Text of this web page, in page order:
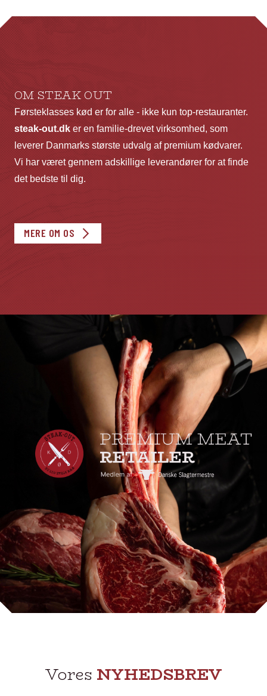
kan
OM STEAK OUT
Førsteklasses kød er for alle - ikke kun top-restauranter.
steak-out.dk er en familie-drevet virksomhed, som
leverer Danmarks største udvalg af premium kødvarer.
Vi har været gennem adskillige leverandører for at finde
det bedste til dig.
MERE OM OS
Vores NYHEDSBREV